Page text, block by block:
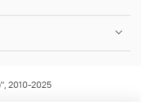
2010-2025